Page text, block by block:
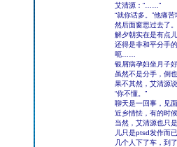
艾清源：“……”
“就你话多。”他痛
然后面窗思过去了。
解夕朝实在是有点
还得是非和平分手
呃……
银屑病孕妇坐月子
虽然不是分手，倒
果不其然，艾清源
“你不懂。”
聊天是一回事，见
近乡情怯，有的时
当然，艾清源也只
儿只是ptsd发作而
几个人下了车，到